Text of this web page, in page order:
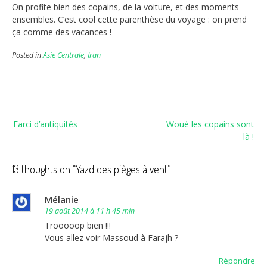
On profite bien des copains, de la voiture, et des moments
ensembles. C’est cool cette parenthèse du voyage : on prend
ça comme des vacances !
Posted inAsie Centrale, Iran
de
Woué les copains sont
là !
Farci d’antiquités
13 thoughts on “Yazd des pièges à vent”
Mélanie
19 août 2014 à 11 h 45 min
Trooooop bien !!!
Vous allez voir Massoud à Farajh ?
Répondre